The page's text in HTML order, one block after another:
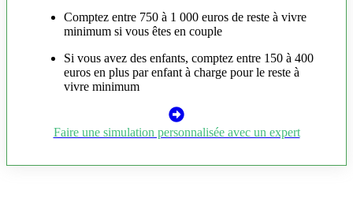
Comptez entre 750 à 1 000 euros de reste à vivre
minimum si vous êtes en couple
Si vous avez des enfants, comptez entre 150 à 400
euros en plus par enfant à charge pour le reste à
vivre minimum
Faire une simulation personnalisée avec un expert